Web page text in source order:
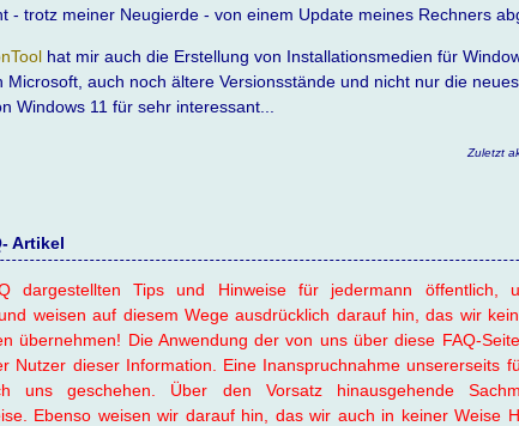
- trotz meiner Neugierde - von einem Update meines Rechners
hat mir auch die Erstellung von Installationsmedien für
Microsoft, auch noch ältere Versionsstände und nicht nur die
Windows 11 für sehr interessant...
Zuletzt
Artikel
dargestellten Tips und Hinweise für jedermann öffentlich,
weisen auf diesem Wege ausdrücklich darauf hin, das wir
übernehmen! Die Anwendung der von uns über diese FAQ-
Nutzer dieser Information. Eine Inanspruchnahme unsererseits
uns geschehen. Über den Vorsatz hinausgehende
Ebenso weisen wir darauf hin, das wir auch in keiner Weise